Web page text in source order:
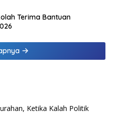
Terima Bantuan